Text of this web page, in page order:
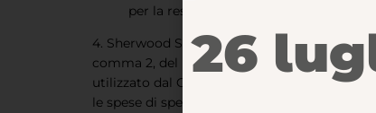
per la restituzione.
4. Sherwood Store Srls provvederà a
comma 2, del D. lgs. 21/14, entro 14
utilizzato dal Cliente per la transazione
le spese di spedizione (ed eventuali spese
26